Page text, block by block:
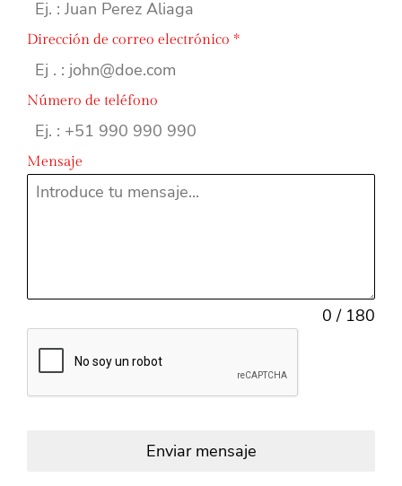
Dirección de correo electrónico *
Número de teléfono
Mensaje
0 / 180
Enviar mensaje